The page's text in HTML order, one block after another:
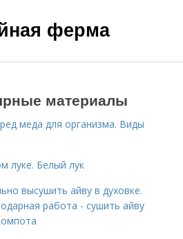
ферма
материалы
меда для организма. Виды
луке. Белый лук
высушить айву в духовке.
работа - сушить айву